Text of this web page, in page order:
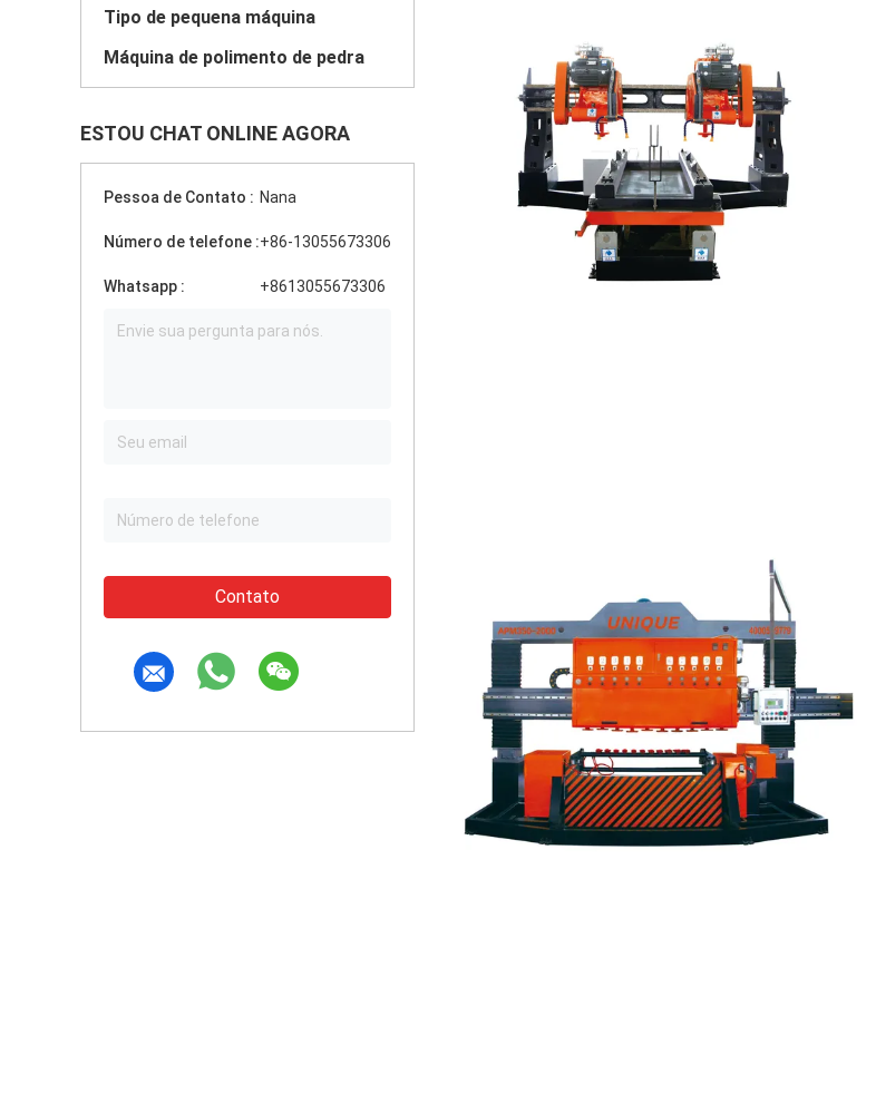
Tipo de pequena máquina
Máquina de polimento de pedra
ESTOU CHAT ONLINE AGORA
Pessoa de Contato : Nana
Número de telefone :+86-13055673306
Whatsapp : +8613055673306
Contato